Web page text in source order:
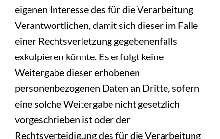
eigenen Interesse des für die Verarbeitung
Verantwortlichen, damit sich dieser im Falle
einer Rechtsverletzung gegebenenfalls
exkulpieren könnte. Es erfolgt keine
Weitergabe dieser erhobenen
personenbezogenen Daten an Dritte, sofern
eine solche Weitergabe nicht gesetzlich
vorgeschrieben ist oder der
Rechtsverteidigung des für die Verarbeitung